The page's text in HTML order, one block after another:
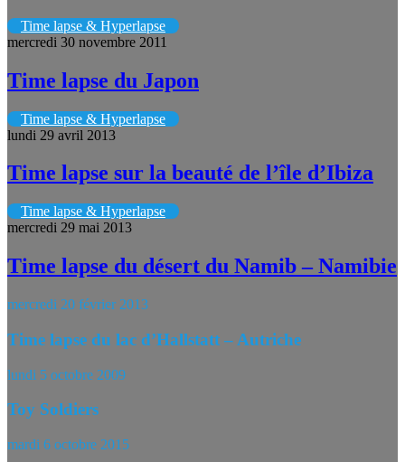
Time lapse & Hyperlapse
mercredi 30 novembre 2011
Time lapse du Japon
Time lapse & Hyperlapse
lundi 29 avril 2013
Time lapse sur la beauté de l’île d’Ibiza
Time lapse & Hyperlapse
mercredi 29 mai 2013
Time lapse du désert du Namib – Namibie
mercredi 20 février 2013
Time lapse du lac d’Hallstatt – Autriche
lundi 5 octobre 2009
Toy Soldiers
mardi 6 octobre 2015